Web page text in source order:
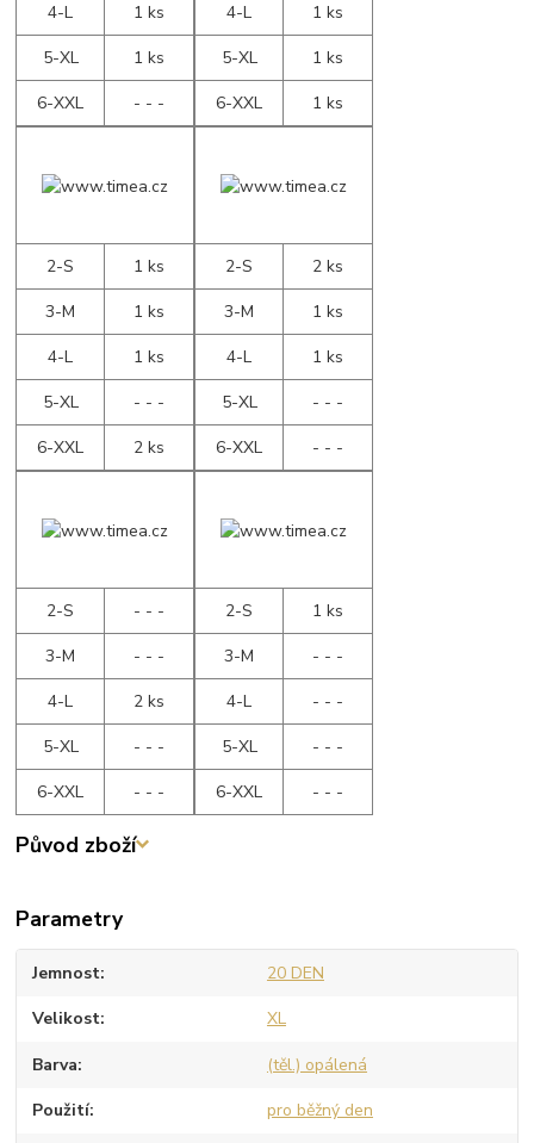
4-L
1 ks
5-XL
1 ks
6-XXL
- - -
4-L
1 ks
5-XL
1 ks
6-XXL
1 ks
2-S
1 ks
3-M
1 ks
4-L
1 ks
5-XL
- - -
6-XXL
2 ks
2-S
2 ks
3-M
1 ks
4-L
1 ks
5-XL
- - -
6-XXL
- - -
2-S
- - -
3-M
- - -
4-L
2 ks
5-XL
- - -
6-XXL
- - -
2-S
1 ks
3-M
- - -
4-L
- - -
5-XL
- - -
6-XXL
- - -
Původ zboží
Parametry
Jemnost 20 DEN
Velikost XL
Barva (těl.) opálená
Použití pro běžný den